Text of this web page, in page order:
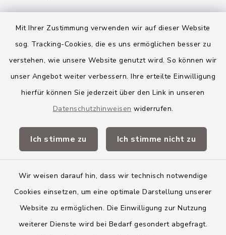
Mit Ihrer Zustimmung verwenden wir auf dieser Website
sog. Tracking-Cookies, die es uns ermöglichen besser zu
verstehen, wie unsere Website genutzt wird. So können wir
unser Angebot weiter verbessern. Ihre erteilte Einwilligung
hierfür können Sie jederzeit über den Link in unseren
Datenschutzhinweisen widerrufen.
Ich stimme zu Ich stimme nicht zu
Wir weisen darauf hin, dass wir technisch notwendige
Cookies einsetzen, um eine optimale Darstellung unserer
Website zu ermöglichen. Die Einwilligung zur Nutzung
weiterer Dienste wird bei Bedarf gesondert abgefragt.
Markt Altenstadt
Gemeinde Osterberg
VG Altenstadt
Landkreis Neu-Ulm